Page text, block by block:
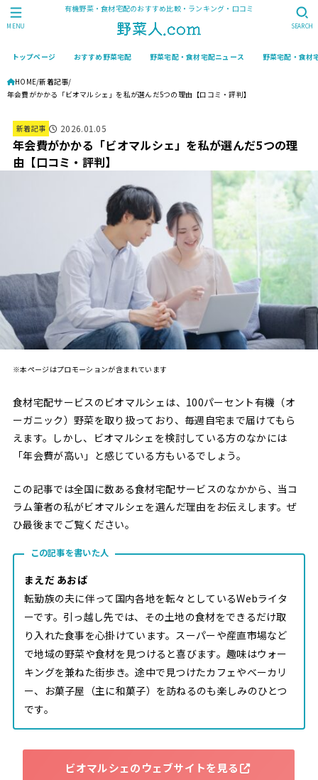
有機野菜・食材宅配のおすすめ比較・ランキング・口コミ
トップページ おすすめ野菜宅配 野菜宅配・食材宅配ニュース 野菜宅配・食材
SEARCH
MENU
HOME 新着記事
年会費がかかる「ビオマルシェ」を私が選んだ5つの理由【口コミ・評判】
新着記事 2026.01.05
年会費がかかる「ビオマルシェ」を私が選んだ5つの理
由【口コミ・評判】
※本ページはプロモーションが含まれています
食材宅配サービスのビオマルシェは、100パーセント有機（オ
ーガニック）野菜を取り扱っており、毎週自宅まで届けてもら
えます。しかし、ビオマルシェを検討している方のなかには
「年会費が高い」と感じている方もいるでしょう。
この記事では全国に数ある食材宅配サービスのなかから、当コ
ラム筆者の私がビオマルシェを選んだ理由をお伝えします。ぜ
ひ最後までご覧ください。
この記事を書いた人
まえだ あおば
転勤族の夫に伴って国内各地を転々としているWebライタ
ーです。引っ越し先では、その土地の食材をできるだけ取
り入れた食事を心掛けています。スーパーや産直市場など
で地域の野菜や食材を見つけると喜びます。趣味はウォー
キングを兼ねた街歩き。途中で見つけたカフェやベーカリ
ー、お菓子屋（主に和菓子）を訪ねるのも楽しみのひとつ
です。
ビオマルシェのウェブサイトを見る